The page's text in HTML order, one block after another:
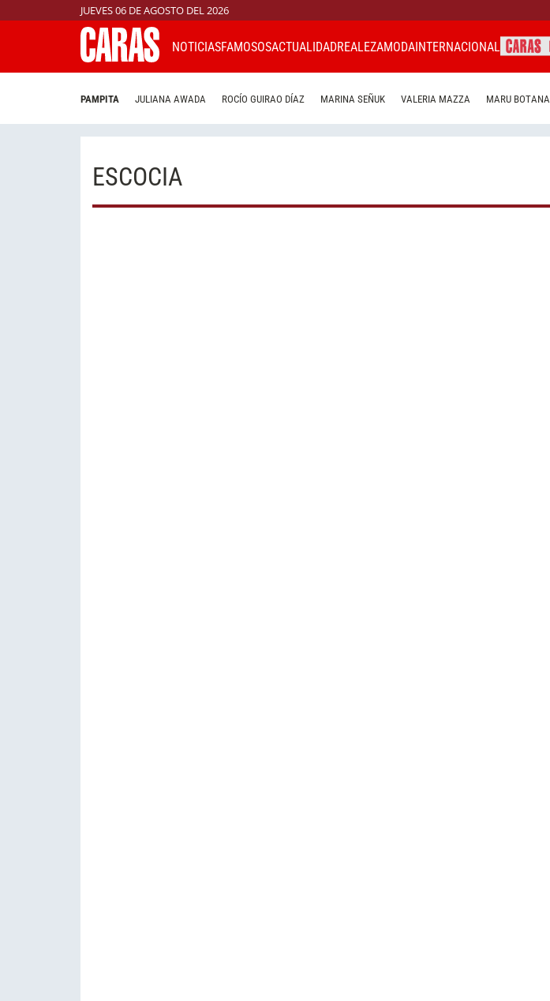
JUEVES 06 DE AGOSTO DEL 2026
NOTICIASFAMOSOSACTUALIDADREALEZAMODAINTERNACIONAL
PAMPITA JULIANA AWADA ROCÍO GUIRAO DÍAZ MARINA SEÑUK VALERIA MAZZA MARU BOTANA
ESCOCIA